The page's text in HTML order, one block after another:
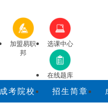
加盟易职
邦
选课中心
在线题库
成考院校 招生简章